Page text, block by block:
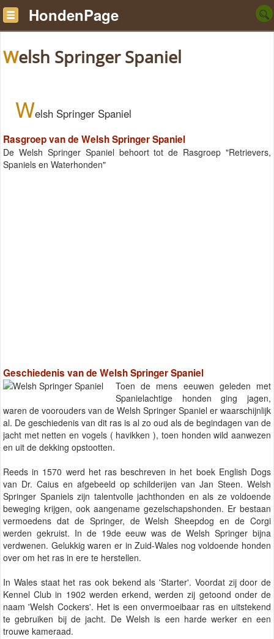
HondenPage
Welsh Springer Spaniel
Welsh Springer Spaniel
Rasgroep van de Welsh Springer Spaniel
De Welsh Springer Spaniel behoort tot de Rasgroep "Retrievers,
Spaniels en Waterhonden"
Geschiedenis van de Welsh Springer Spaniel
Toen de mens eeuwen geleden met
Spanielachtige honden ging jagen,
waren de voorouders van de Welsh Springer Spaniel er waarschijnlijk
al. De geschiedenis van dit ras is al zo oud als de begindagen van de
jacht met netten en vogels ( havikken ), toen honden wild aanwezen
en uit de dekking opstootten.
Reeds in 1570 werd het ras beschreven in het boek English Dogs
van Dr. Caius en afgebeeld op schilderijen van Jan Steen. Welsh
Springer Spaniels zijn talentvolle jachthonden en als ze voldoende
beweging krijgen, ook aangename gezelschapshonden. Er bestaan
vermoedens dat de Springer, de Welsh Sheepdog en de Corgi
werden gekruist. In de 19de eeuw was de Welsh Springer bijna
verdwenen. Gelukkig waren er in Zuid-Wales nog voldoende honden
over om het ras in ere te herstellen.
In Wales staat het ras ook bekend als 'Starter'. Voordat zij door de
Kennel Club in 1902 werden erkend, werden zij getoond onder de
naam 'Welsh Cockers'. Het is een onvermoeibaar ras en uitstekend
te gebruiken bij de jacht. De Welsh is een harde werker en een
trouwe kameraad.